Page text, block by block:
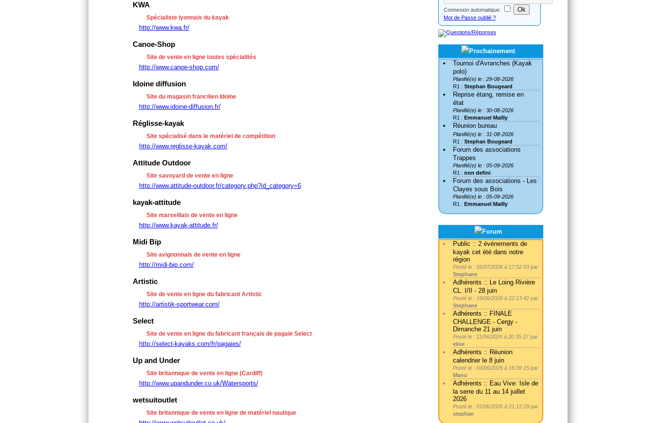
KWA
Spécialiste lyonnais du kayak
http://www.kwa.fr/
Canoe-Shop
Site de vente en ligne toutes spécialités
http://www.canoe-shop.com/
Idoine diffusion
Site du magasin francilien Idoine
http://www.idoine-diffusion.fr/
Réglisse-kayak
Site spécialisé dans le matériel de compétition
http://www.reglisse-kayak.com/
Attitude Outdoor
Site savoyard de vente en ligne
http://www.attitude-outdoor.fr/category.php?id_category=6
kayak-attitude
Site marseillais de vente en ligne
http://www.kayak-attitude.fr/
Midi Bip
Site avignonnais de vente en ligne
http://midi-bip.com/
Artistic
Site de vente en ligne du fabricant Artistic
http://artistik-sportwear.com/
Select
Site de vente en ligne du fabricant français de pagaie Select
http://select-kayaks.com/fr/pagaies/
Up and Under
Site britannique de vente en ligne (Cardiff)
http://www.upandunder.co.uk/Watersports/
wetsuitoutlet
Site britannique de vente en ligne de matériel nautique
Connexion automatique:
Mot de Passe oublié ?
Tournoi d'Avranches (Kayak
polo)
Planifié(e) le : 29-08-2026
R1 : Stephan Bougeard
Reprise étang, remise en
état
Planifié(e) le : 30-08-2026
R1 : Emmanuel Mailly
Réunion bureau
Planifié(e) le : 31-08-2026
R1 : Stephan Bougeard
Forum des associations
Trappes
Planifié(e) le : 05-09-2026
R1 : non defini
Forum des associations - Les
Clayes sous Bois
Planifié(e) le : 05-09-2026
R1 : Emmanuel Mailly
Public :: 2 événements de
kayak cet été dans notre
région
Posté le : 05/07/2026 à 17:52 03 par
Stephane
Adhérents :: Le Loing Rivière
CL. I/II - 28 juin
Posté le : 16/06/2026 à 22:13 42 par
Stephane
Adhérents :: FINALE
CHALLENGE - Cergy -
Dimanche 21 juin
Posté le : 11/06/2026 à 20:35 27par
elise
Adhérents :: Réunion
calendrier le 8 juin
Posté le : 03/06/2026 à 16:39 15 par
Manu
Adhérents :: Eau Vive: Isle de
la serre du 11 au 14 juillet
2026
Posté le : 01/06/2026 à 21:12 29 par
stephan